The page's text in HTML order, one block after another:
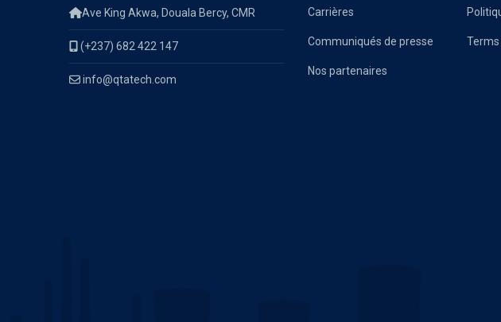
Ave King Akwa, Douala Bercy, CMR
(+237) 682 422 147
info@qtatech.com
Carrières
Communiqués de presse
Nos partenaires
Terms